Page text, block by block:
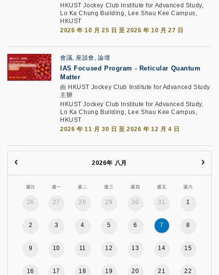
HKUST Jockey Club Institute for Advanced Study,
Lo Ka Chung Building, Lee Shau Kee Campus,
HKUST
2026 年 10 月 25 日 至 2026 年 10 月 27 日
會議, 座談會, 論壇
IAS Focused Program - Reticular Quantum
Matter
由 HKUST Jockey Club Institute for Advanced Study
主辦
HKUST Jockey Club Institute for Advanced Study,
Lo Ka Chung Building, Lee Shau Kee Campus,
HKUST
2026 年 11 月 30 日 至 2026 年 12 月 4 日
2026年 八月
週日 週一 週二 週三 週四 週五 週六
26 27 28 29 30 31 1
2 3 4 5 6 7 8
9 10 11 12 13 14 15
16 17 18 19 20 21 22